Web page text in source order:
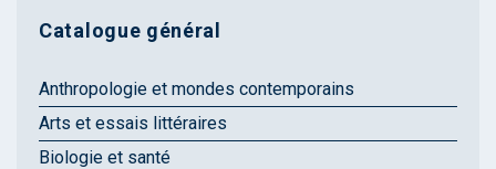
Catalogue général
Anthropologie et mondes contemporains
Arts et essais littéraires
Biologie et santé